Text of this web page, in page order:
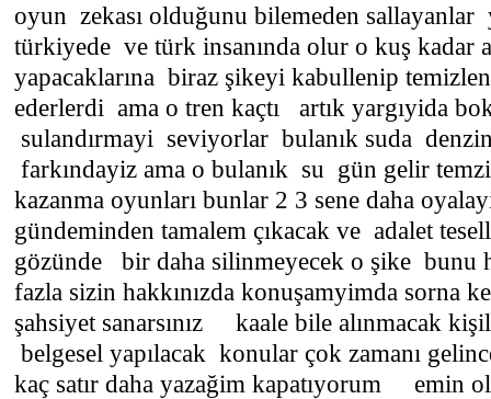
oyun zekası olduğunu bilemeden sallayanlar
türkiyede ve türk insanında olur o kuş kadar
yapacaklarına biraz şikeyi kabullenip
ederlerdi ama o tren kaçtı artık yargıyida
sulandırmayi seviyorlar bulanık suda
farkındayiz ama o bulanık su gün gelir
kazanma oyunları bunlar 2 3 sene daha
gündeminden tamalem çıkacak ve adalet
gözünde bir daha silinmeyecek o şike bunu
fazla sizin hakkınızda konuşamyimda sorna
şahsiyet sanarsınız kaale bile alınmacak
belgesel yapılacak konular çok zamanı
kaç satır daha yazağim kapatıyorum emin